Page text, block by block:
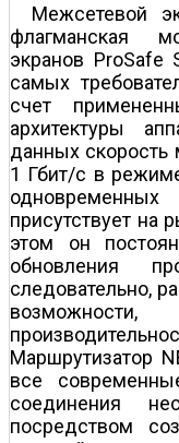
Межсетевой
флагманская
экранов ProSafe
самых
счет
архитектуры
данных скорость
1 Гбит/с в
одновременных
присутствует на
этом он
обновления
следовательно,
Маршрутизатор
все
соединения
посредством